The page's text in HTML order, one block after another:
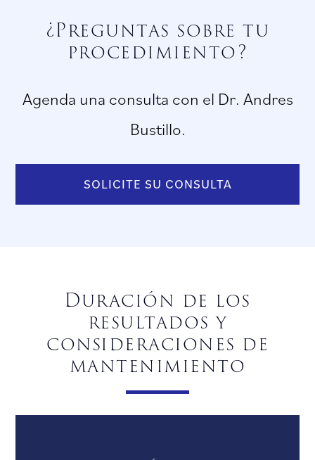
¿Preguntas sobre tu
procedimiento?
Agenda una consulta con el Dr. Andres
Bustillo.
SOLICITE SU CONSULTA
Duración de los
resultados y
consideraciones de
mantenimiento